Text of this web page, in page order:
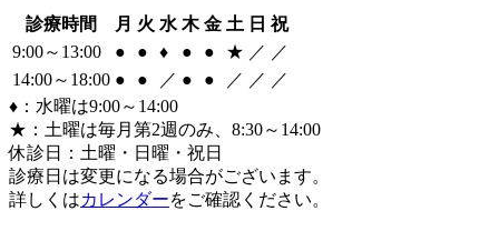
診療時間 月 火 水 木 金 土 日 祝
9:00～13:00
● ● ♦ ● ● ★ ／ ／
14:00～18:00 ● ● ／ ● ● ／ ／ ／
♦：水曜は9:00～14:00
★：土曜は毎月第2週のみ、8:30～14:00
休診日：土曜・日曜・祝日
診療日は変更になる場合がございます。
詳しくはカレンダーをご確認ください。